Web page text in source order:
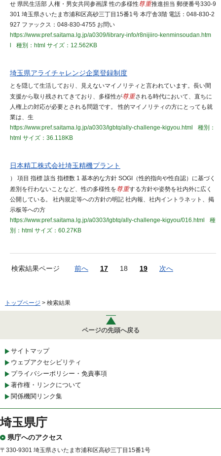
せ 県民生活部 人権・男女共同参画課 性の多様性尊重推進担当 郵便番号330-9
301 埼玉県さいたま市浦和区高砂三丁目15番1号 本庁舎3階 電話：048-830-2
927 ファックス：048-830-4755 お問い
https://www.pref.saitama.lg.jp/a0309/library-info/r8nijiiro-kenminsoudan.htm
種別：html サイズ：12.562KB
埼玉県アライチャレンジ企業登録制度
とを隠して生活しており、見えないマイノリティと言われています。長い間
支援から取り残されてきており、多様性が尊重される時代において、直ちに
人権上の対応が必要とされる問題です。 性的マイノリティの方にとっても就
業は、生
https://www.pref.saitama.lg.jp/a0303/lgbtq/ally-challenge-kigyou.html
種別：
html サイズ：36.118KB
日本精工株式会社埼玉精機プラント
） 項目 指標 該当 指標数 1 基本的な方針 SOGI（性的指向や性自認）に基づく
差別を行わないことなど、性の多様性を尊重する方針や姿勢を社内外に広く
公開している。 社内規定等への方針の明記 社内報、社内イントラネット、掲
示板等への方
https://www.pref.saitama.lg.jp/a0303/lgbtq/ally-challenge-kigyou/016.html
種
別：html サイズ：60.27KB
検索結果ページ 前へ 17 18 19 次へ
トップページ > 検索結果
ページの先頭へ戻る
サイトマップ
ウェブアクセシビリティ
プライバシーポリシー・免責事項
著作権・リンクについて
関係機関リンク集
埼玉県庁
県庁へのアクセス
〒330-9301 埼玉県さいたま市浦和区高砂三丁目15番1号